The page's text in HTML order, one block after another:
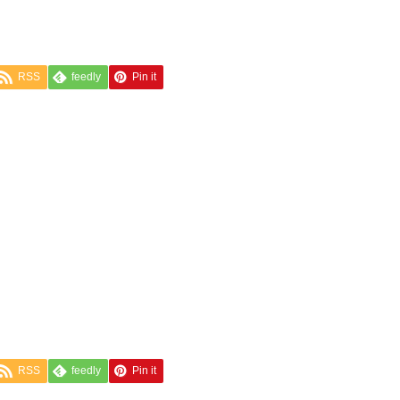
RSS feedly Pin it
RSS feedly Pin it